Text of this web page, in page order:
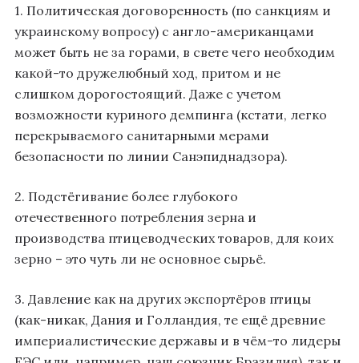
1. Политическая договоренность (по санкциям и
украинскому вопросу) с англо-американцами
может быть не за горами, в свете чего необходим
какой-то дружелюбный ход, притом и не
слишком дорогостоящий. Даже с учетом
возможности куриного демпинга (кстати, легко
перекрываемого санитарными мерами
безопасности по линии Санэпиднадзора).
2. Подстёгивание более глубокого
отечественного потребления зерна и
производства птицеводческих товаров, для коих
зерно – это чуть ли не основное сырьё.
3. Давление как на других экспортёров птицы
(как-никак, Дания и Голландия, те ещё древние
империалистические державы и в чём-то лидеры